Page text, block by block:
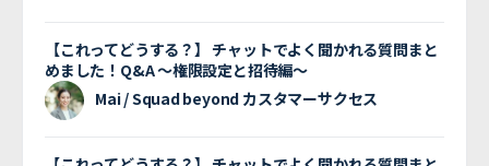
【これってどうする？】 チャットでよく聞かれる質問まと
めました！Q&A 〜権限設定と招待編〜
Mai / Squad beyond カスタマーサクセス